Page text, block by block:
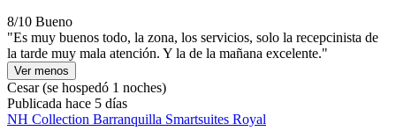
8/10 Bueno
"Es muy buenos todo, la zona, los servicios, solo la recepcinista de
la tarde muy mala atención. Y la de la mañana excelente."
Ver menos
Cesar(se hospedó 1 noches)
Publicada hace 5 días
NH Collection Barranquilla Smartsuites Royal